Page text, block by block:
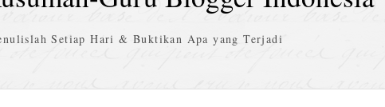
Setiap Hari & Buktikan Apa yang Terjadi